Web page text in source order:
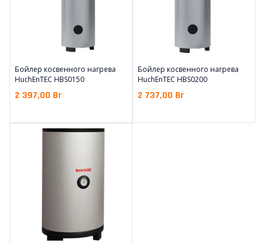
Бойлер косвенного нагрева
HuchEnTEC HBS0150
2 397,00 Br
Бойлер косвенного нагрева
HuchEnTEC HBS0200
2 737,00 Br